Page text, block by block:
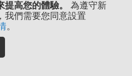
高您的體驗。
為遵守新
我們需要您同意設置
。
科技股份有限公司 / 統一編號: